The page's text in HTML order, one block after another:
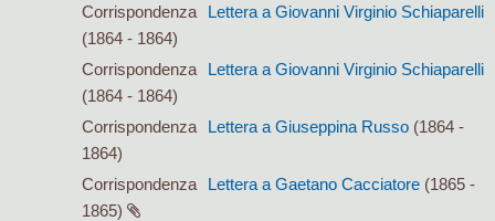
Corrispondenza
Lettera a Giovanni Virginio Schiaparelli
(1864 - 1864)
Corrispondenza
Lettera a Giovanni Virginio Schiaparelli
(1864 - 1864)
Corrispondenza
Lettera a Giuseppina Russo (1864 -
1864)
Corrispondenza
Lettera a Gaetano Cacciatore (1865 -
1865)